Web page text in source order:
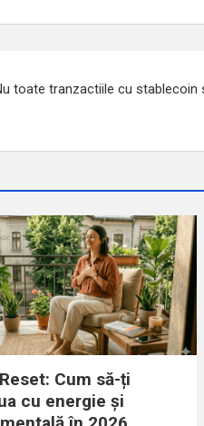
toate tranzactiile cu stablecoin
Cum să-ți
cu energie și